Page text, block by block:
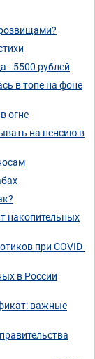
- 5500 рублей
в топе на фоне
огне
на пенсию в
накопительных
при COVID-
в России
важные